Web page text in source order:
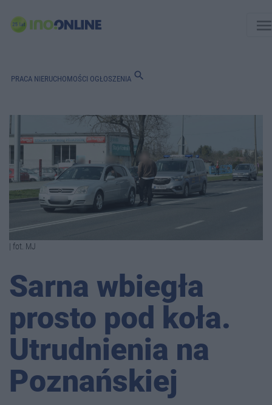
PRACA NIERUCHOMOŚCI OGŁOSZENIA search
| fot. MJ
Sarna wbiegła
prosto pod koła.
Utrudnienia na
Poznańskiej